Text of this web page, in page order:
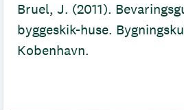
Bruel, J. (2011).
byggeskik-huse.
Kobenhavn.